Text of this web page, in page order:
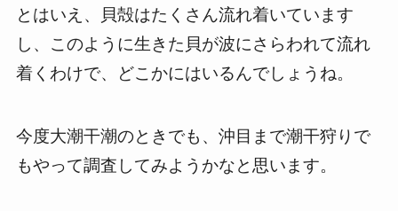
とはいえ、貝殻はたくさん流れ着いています
し、このように生きた貝が波にさらわれて流れ
着くわけで、どこかにはいるんでしょうね。
今度大潮干潮のときでも、沖目まで潮干狩りで
もやって調査してみようかなと思います。